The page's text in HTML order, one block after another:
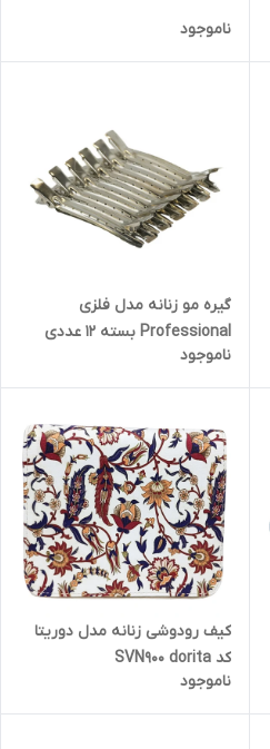
ناموجود
گیره مو زنانه مدل فلزی
Professional بسته 12 عددی
ناموجود
کیف رودوشی زنانه مدل دوریتا
کد SVN900 dorita
ناموجود